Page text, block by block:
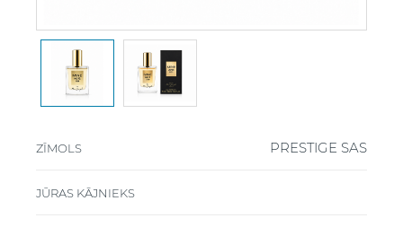
ZĪMOLS PRESTIGE SAS
JŪRAS KĀJNIEKS